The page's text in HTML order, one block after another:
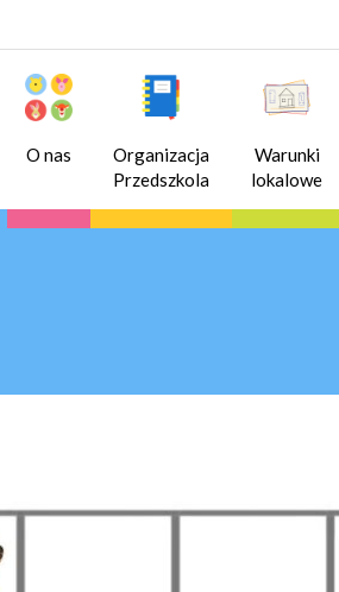
O nas
Organizacja
Przedszkola
Warunki
lokalowe